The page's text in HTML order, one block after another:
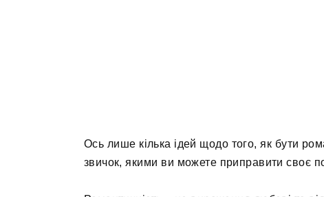
Ось лише кілька ідей щодо того, як бути
звичок, якими ви можете приправити своє